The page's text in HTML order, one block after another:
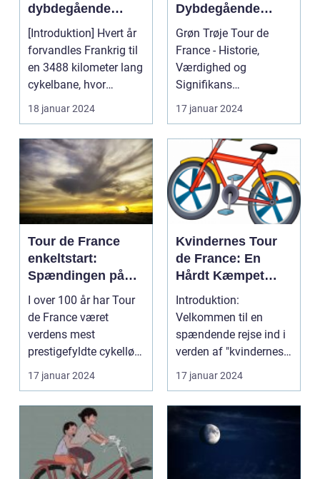
dybdegående
analyse af verdens
mest
prestigefyldte
cykelløb
[Introduktion] Hvert år
forvandles Frankrig til
en 3488 kilometer lang
cykelbane, hvor
verdens bedst...
18 januar 2024
Dybdegående
Gennemgang
Grøn Trøje Tour de
France - Historie,
Værdighed og
Signifikans
Introduktion til Grøn
Trøje Tour de...
17 januar 2024
Tour de France
enkeltstart:
Spændingen på
den ensomme vej
I over 100 år har Tour
de France været
verdens mest
prestigefyldte cykelløb,
og en af de mest
særlig...
17 januar 2024
Kvindernes Tour
de France: En
Hårdt Kæmpet
Kamp for
Ligestilling på
Cykelscenen
Introduktion:
Velkommen til en
spændende rejse ind i
verden af "kvindernes
Tour de France". Dette
er...
17 januar 2024